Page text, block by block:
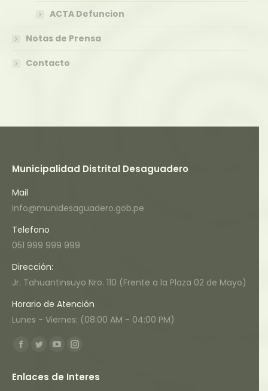
ACTA Defuncion
Notas de Prensa
Contacto
Municipalidad Distrital Desaguadero
Mail
info@munidesaguadero.gob.pe
Telefono
051 999 999 999
Dirección:
Jr. Tahuantinsuyo Nro. 110 (Frente a la Plaza 02 de Mayo)
Horario de Atención
Lunes - Viernes: (08:00 AM - 04:00 PM)
Encuéntranos en:
Facebook
opens
Twitter
opens
YouTube
opens
Instagram
opens
Enlaces de Interes